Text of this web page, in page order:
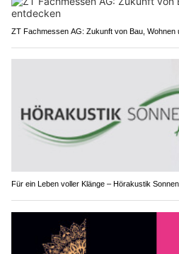
ZT Fachmessen AG: Zukunft von Bau, Wohnen
Für ein Leben voller Klänge – Hörakustik